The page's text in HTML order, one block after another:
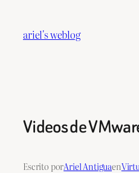
contenido
ariel's weblog
Videos de
Escrito porAriel Antiguaen